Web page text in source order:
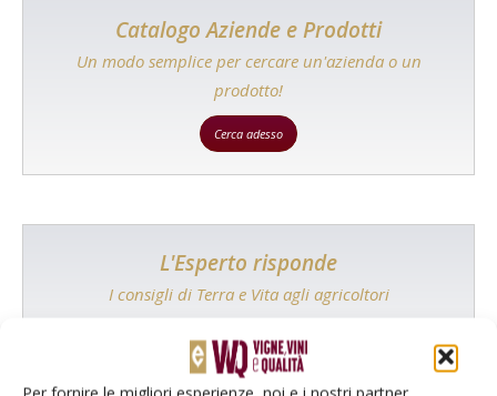
Catalogo Aziende e Prodotti
Un modo semplice per cercare un'azienda o un
prodotto!
Cerca adesso
L'Esperto risponde
I consigli di Terra e Vita agli agricoltori
Cerca adesso